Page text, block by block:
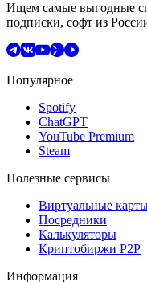
Ищем самые выгодные
подписки, софт из
Популярное
Spotify
ChatGPT
YouTube Premium
Steam
Полезные сервисы
Виртуальные
Посредники
Калькуляторы
Криптобиржи P2P
Информация